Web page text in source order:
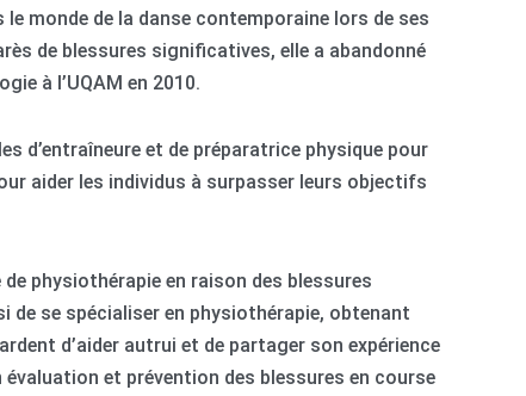
monde de la danse contemporaine lors de ses
de blessures significatives, elle a abandonné
à l’UQAM en 2010.
d’entraîneure et de préparatrice physique pour
aider les individus à surpasser leurs objectifs
physiothérapie en raison des blessures
de se spécialiser en physiothérapie, obtenant
d’aider autrui et de partager son expérience
et prévention des blessures en course